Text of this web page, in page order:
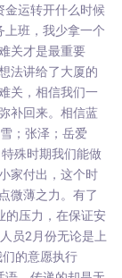
金运转开什么时候
上班，我少拿一个
关才是最重要
法讲给了大厦的
关，相信我们一
补回来。相信蓝
；张泽；岳爱
殊时期我们能做
家付出，这个时
微薄之力。有了
的压力，在保证安
员2月份无论是上
的意愿执行